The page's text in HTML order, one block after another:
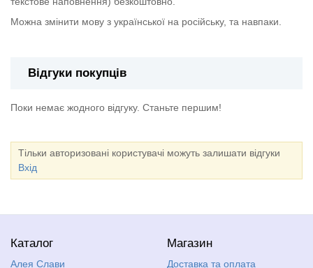
Можна змінити мову з української на російську, та навпаки.
Відгуки покупців
Поки немає жодного відгуку. Станьте першим!
Тільки авторизовані користувачі можуть залишати відгуки
Вхід
Каталог
Алея Слави
Магазин
Доставка та оплата